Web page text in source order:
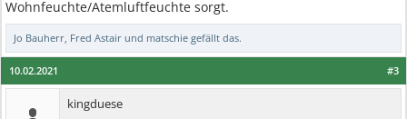
Wohnfeuchte/Atemluftfeuchte sorgt.
Jo Bauherr, Fred Astair und matschie gefällt das.
#3
10.02.2021
kingduese